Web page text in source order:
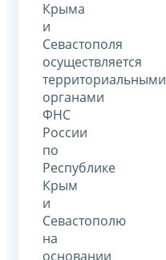
Крыма
и
Севастополя
осуществляется
территориальными
органами
ФНС
России
по
Республике
Крым
и
Севастополю
на
основании